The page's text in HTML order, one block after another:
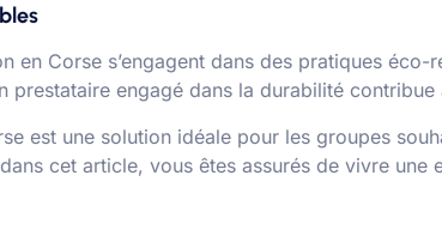
en Corse s’engagent dans des pratiques
prestataire engagé dans la durabilité
est une solution idéale pour les groupes
cet article, vous êtes assurés de vivre